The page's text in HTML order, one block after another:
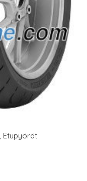
Etupyörät